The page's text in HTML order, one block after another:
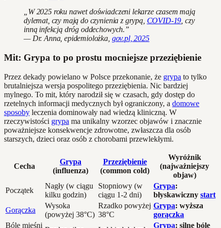
„W 2025 roku nawet doświadczeni lekarze czasem mają
dylemat, czy mają do czynienia z grypą, COVID-19 , czy
inną infekcją dróg oddechowych.”
— Dr. Anna, epidemiolożka, gov.pl, 2025
Mit: Grypa to po prostu mocniejsze przeziębienie
Przez dekady powielano w Polsce przekonanie, że grypa to tylko
brutalniejsza wersja pospolitego przeziębienia. Nic bardziej
mylnego. To mit, który narodził się w czasach, gdy dostęp do
rzetelnych informacji medycznych był ograniczony, a domowe
sposoby leczenia dominowały nad wiedzą kliniczną. W
rzeczywistości grypa ma unikalny wzorzec objawów i znacznie
poważniejsze konsekwencje zdrowotne, zwłaszcza dla osób
starszych, dzieci oraz osób z chorobami przewlekłymi.
Cecha
Grypa
(influenza)
Przeziębienie
(common cold)
Wyróżnik
(najważniejszy
objaw)
Początek
Nagły (w ciągu
kilku godzin)
Stopniowy (w
ciągu 1-2 dni)
Grypa:
błyskawiczny start
Gorączka
Wysoka
(powyżej 38°C)
Rzadko powyżej
38°C
Grypa: wyższa
gorączka
Bóle mięśni
Grypa: silne bóle